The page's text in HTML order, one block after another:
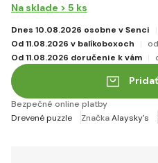
Na sklade > 5 ks
Dnes 10.08.2026 osobne v Senci
Od 11.08.2026 v balíkoboxoch
Od 11.08.2026 doručenie k vám
Bezpečné online platby
Drevené puzzle
ZnačkaAlaysky's